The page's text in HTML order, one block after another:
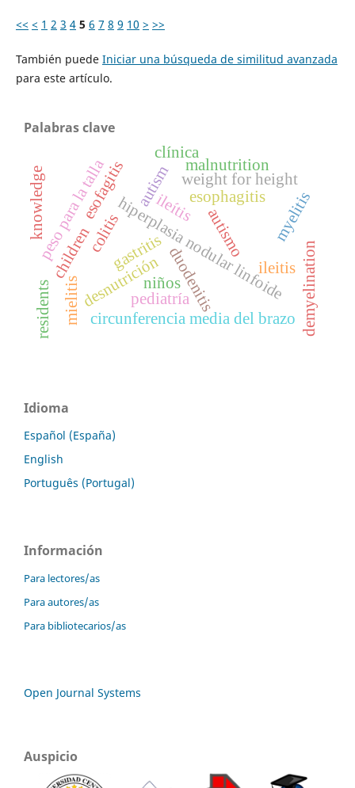
<< < 1 2 3 4 5 6 7 8 9 10 > >>
También puede Iniciar una búsqueda de similitud avanzada
para este artículo.
Palabras clave
autismo
hiperplasia nodular linfoide
esofagitis
gastritisduodenitis
ileítis
colitis
autism esophagitis
ileitis
circunferencia media del brazo
peso para la talla
desnutriciónniños
weight for height
malnutrition
children
mielitis pediatría demyelination
myelitis
clínica
residents
knowledge
Idioma
Español (España)
English
Português (Portugal)
Información
Para lectores/as
Para autores/as
Para bibliotecarios/as
Open Journal Systems
Auspicio